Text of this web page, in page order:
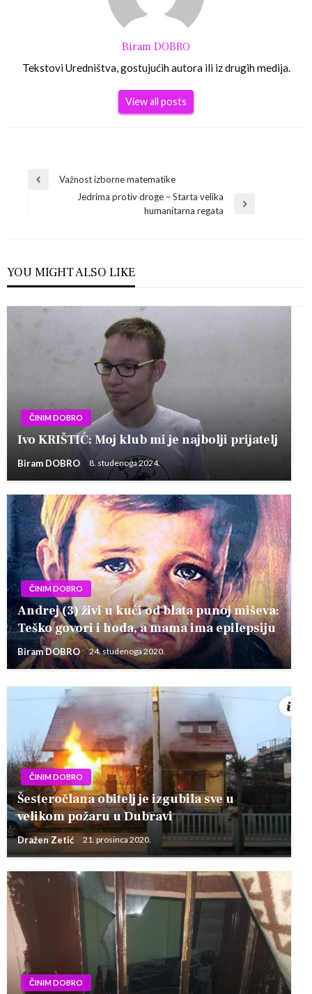
Biram DOBRO
Tekstovi Uredništva, gostujućih autora ili iz drugih medija.
View all posts
Navigacija
Previous
Važnost izborne matematike
Jedrima protiv droge – Starta velika
humanitarna regata
YOU MIGHT ALSO LIKE
ČINIM DOBRO
Ivo KRIŠTIĆ: Moj klub mi je najbolji prijatelj
Biram DOBRO 8. studenoga 2024.
ČINIM DOBRO
Andrej (3) živi u kući od blata punoj miševa:
Teško govori i hoda, a mama ima epilepsiju
Biram DOBRO 24. studenoga 2020.
ČINIM DOBRO
Šesteročlana obitelj je izgubila sve u
velikom požaru u Dubravi
Dražen Zetić 21. prosinca 2020.
ČINIM DOBRO